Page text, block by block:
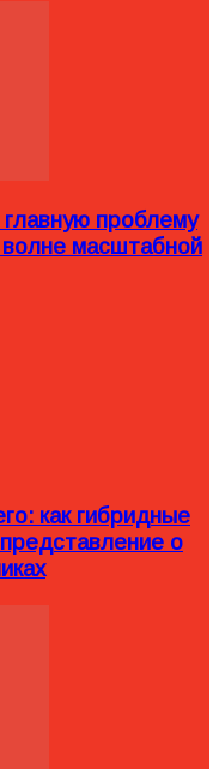
проблему
волне масштабной
как гибридные
о